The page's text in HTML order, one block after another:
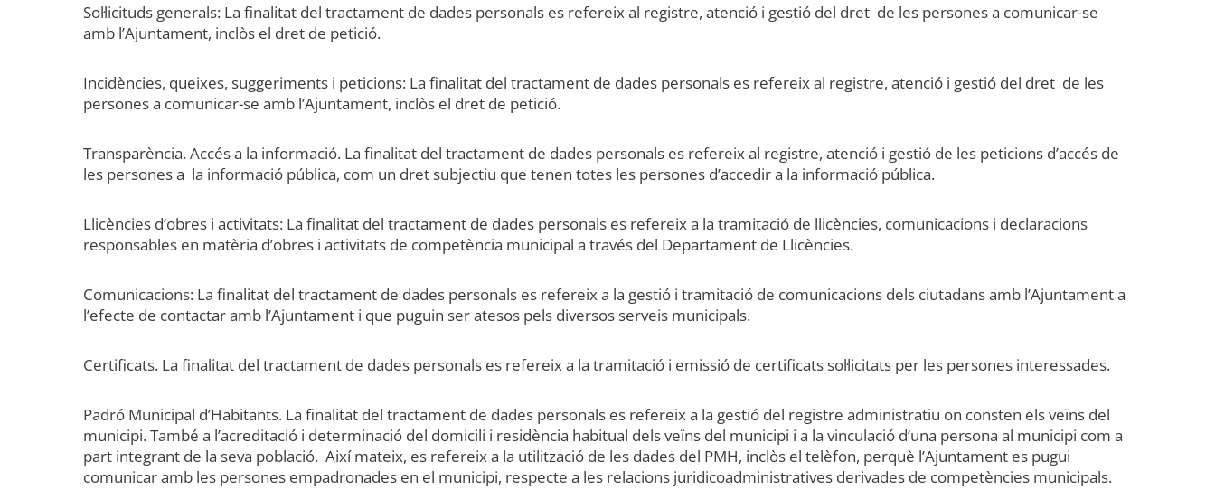
Sol·licituds generals: La finalitat del tractament de dades personals es refereix al registre, atenció i gestió del dret de les persones a comunicar-se
amb l’Ajuntament, inclòs el dret de petició.
Incidències, queixes, suggeriments i peticions: La finalitat del tractament de dades personals es refereix al registre, atenció i gestió del dret de les
persones a comunicar-se amb l’Ajuntament, inclòs el dret de petició.
Transparència. Accés a la informació. La finalitat del tractament de dades personals es refereix al registre, atenció i gestió de les peticions d’accés de
les persones a la informació pública, com un dret subjectiu que tenen totes les persones d’accedir a la informació pública.
Llicències d’obres i activitats: La finalitat del tractament de dades personals es refereix a la tramitació de llicències, comunicacions i declaracions
responsables en matèria d’obres i activitats de competència municipal a través del Departament de Llicències.
Comunicacions: La finalitat del tractament de dades personals es refereix a la gestió i tramitació de comunicacions dels ciutadans amb l’Ajuntament a
l’efecte de contactar amb l’Ajuntament i que puguin ser atesos pels diversos serveis municipals.
Certificats. La finalitat del tractament de dades personals es refereix a la tramitació i emissió de certificats sol·licitats per les persones interessades.
Padró Municipal d’Habitants. La finalitat del tractament de dades personals es refereix a la gestió del registre administratiu on consten els veïns del
municipi. També a l’acreditació i determinació del domicili i residència habitual dels veïns del municipi i a la vinculació d’una persona al municipi com a
part integrant de la seva població. Així mateix, es refereix a la utilització de les dades del PMH, inclòs el telèfon, perquè l’Ajuntament es pugui
comunicar amb les persones empadronades en el municipi, respecte a les relacions juridicoadministratives derivades de competències municipals.